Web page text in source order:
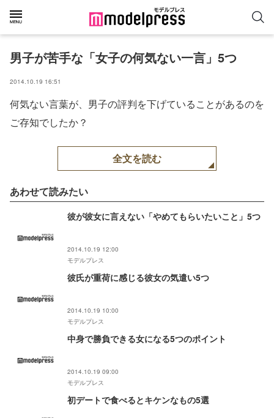
男子が苦手な「女子の何気ない一言」5つ
2014.10.19 16:51
何気ない言葉が、男子の評判を下げていることがあるのを
ご存知でしたか？
全文を読む
あわせて読みたい
彼が彼女に言えない「やめてもらいたいこと」5つ
2014.10.19 12:00
モデルプレス
彼氏が重荷に感じる彼女の気遣い5つ
2014.10.19 10:00
モデルプレス
中身で勝負できる女になる5つのポイント
2014.10.19 09:00
モデルプレス
初デートで食べるとキケンなもの5選